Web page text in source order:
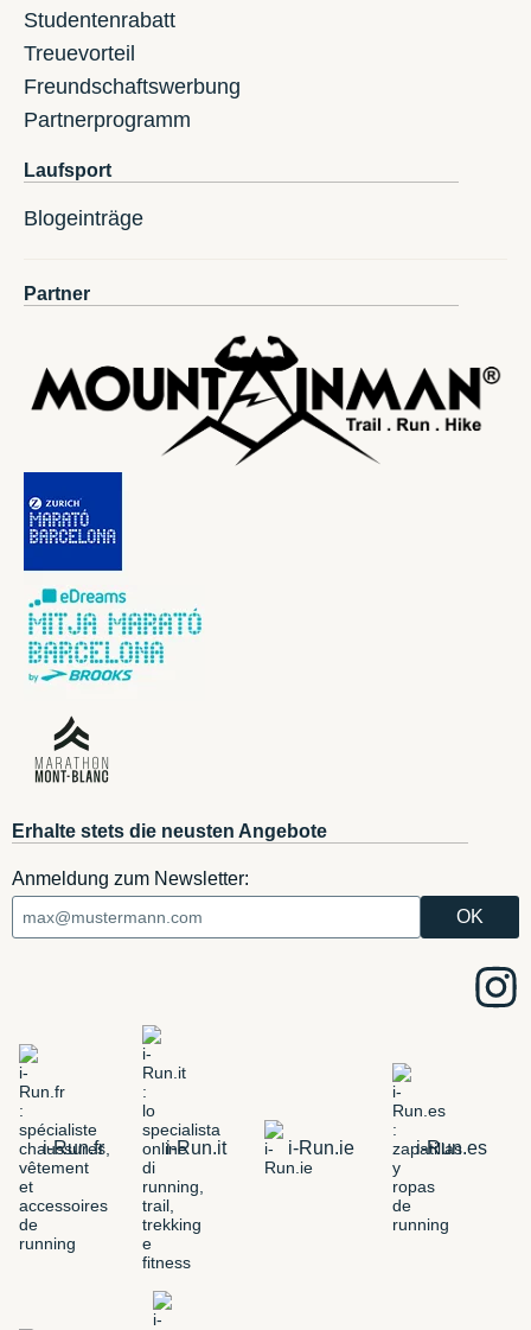
Studentenrabatt
Treuevorteil
Freundschaftswerbung
Partnerprogramm
Laufsport
Blogeinträge
Partner
Erhalte stets die neusten Angebote
Anmeldung zum Newsletter:
i-Run.fr i-Run.it i-Run.ie i-Run.es